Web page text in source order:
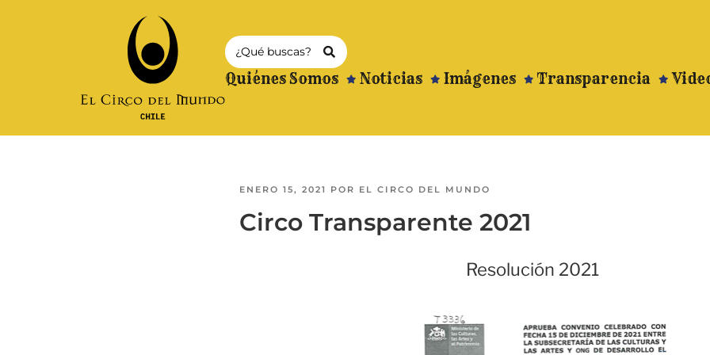
Quiénes Somos Noticias Imágenes Transparencia
ENERO 15, 2021 POR EL CIRCO DEL MUNDO
Circo Transparente 2021
Resolución 2021